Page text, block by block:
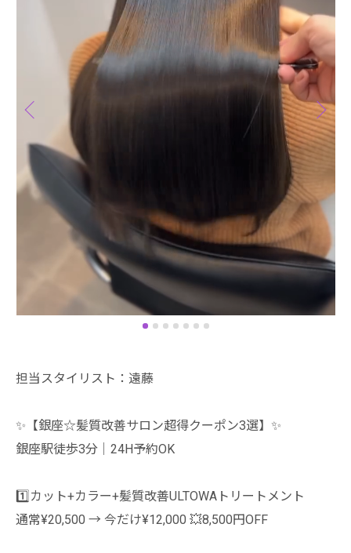
担当スタイリスト：遠藤
✨【銀座☆髪質改善サロン超得クーポン3選】✨
銀座駅徒歩3分│24H予約OK
1️⃣カット+カラー+髪質改善ULTOWAトリートメント
通常¥20,500 → 今だけ¥12,000 💥8,500円OFF